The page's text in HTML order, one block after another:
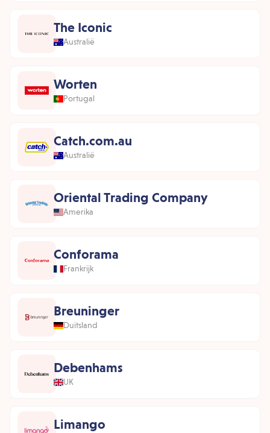
The Iconic
Australië
Worten
Portugal
Catch.com.au
Australië
Oriental Trading Company
Amerika
Conforama
Frankrijk
Breuninger
Duitsland
Debenhams
UK
Limango